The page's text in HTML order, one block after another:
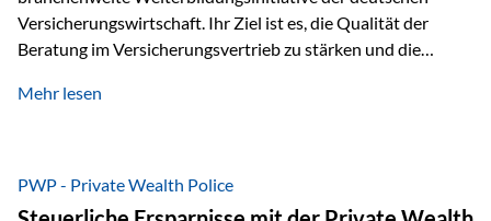
Versicherungswirtschaft. Ihr Ziel ist es, die Qualität der
Beratung im Versicherungsvertrieb zu stärken und die
Personen transparent zu dokumentieren. Seit der
Stunden pro Jahr für vertrieblich tätige Personen in der
Versicherungsbranche. Über die Weiterbildungsdatenbank
Mehr lesen
PWP - Private Wealth Police